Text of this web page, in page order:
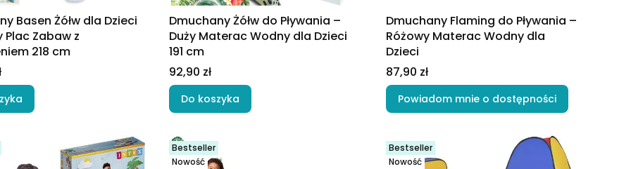
Basen Żółw dla Dzieci
Plac Zabaw z
218 cm
Dmuchany Żółw do Pływania –
Duży Materac Wodny dla Dzieci
191 cm
Cena
92,90 zł
Do koszyka
Dmuchany Flaming do Pływania –
Różowy Materac Wodny dla
Dzieci
Cena
87,90 zł
Powiadom mnie o dostępności
Bestseller
Nowość
Bestseller
Nowość